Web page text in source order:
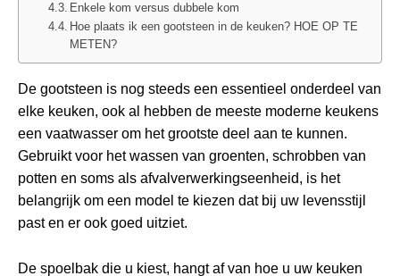
Enkele kom versus dubbele kom
Hoe plaats ik een gootsteen in de keuken? HOE OP TE
METEN?
De gootsteen is nog steeds een essentieel onderdeel van
elke keuken, ook al hebben de meeste moderne keukens
een vaatwasser om het grootste deel aan te kunnen.
Gebruikt voor het wassen van groenten, schrobben van
potten en soms als afvalverwerkingseenheid, is het
belangrijk om een model te kiezen dat bij uw levensstijl
past en er ook goed uitziet.
De spoelbak die u kiest, hangt af van hoe u uw keuken